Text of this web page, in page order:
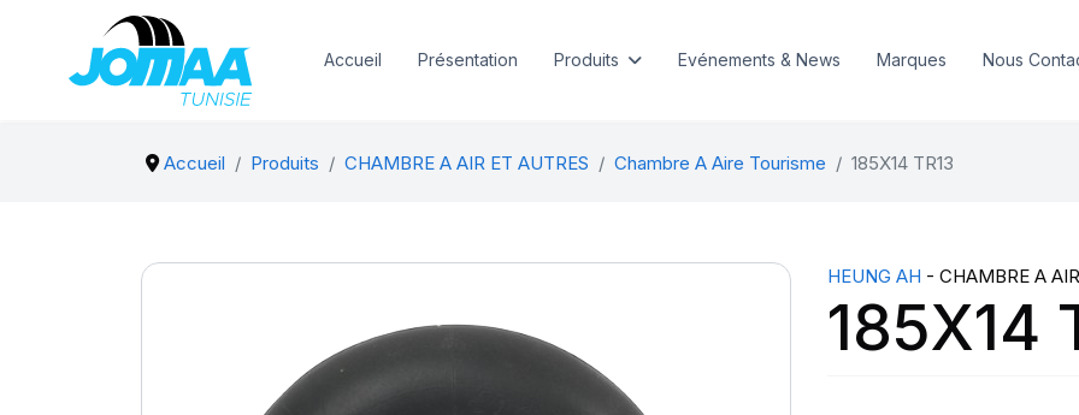
Accueil Présentation Produits Evénements & News Marques Nous
Accueil Produits CHAMBRE A AIR ET AUTRES Chambre A Aire Tourisme 185X14 TR13
HEUNG AH - CHAMBRE A
185X14